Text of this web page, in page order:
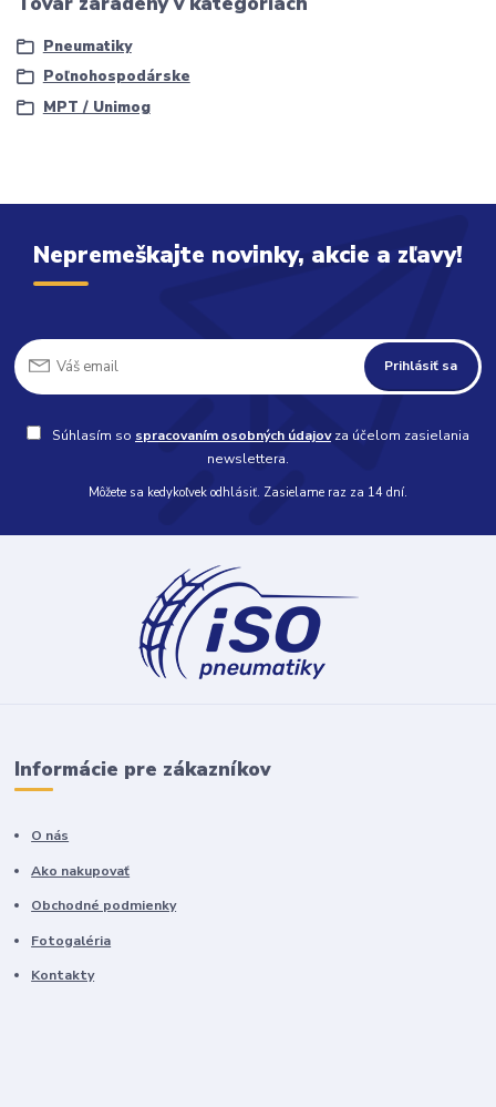
Pneumatiky
Poľnohospodárske
MPT / Unimog
Nepremeškajte novinky, akcie a zľavy!
Prihlásiť sa
Súhlasím so spracovaním osobných údajovza účelom zasielania
newslettera.
Môžete sa kedykoľvek odhlásiť. Zasielame raz za 14 dní.
Informácie pre zákazníkov
O nás
Ako nakupovať
Obchodné podmienky
Fotogaléria
Kontakty